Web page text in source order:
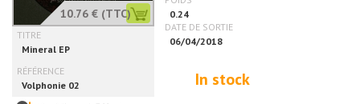
10.76 € (TTC)
In stock